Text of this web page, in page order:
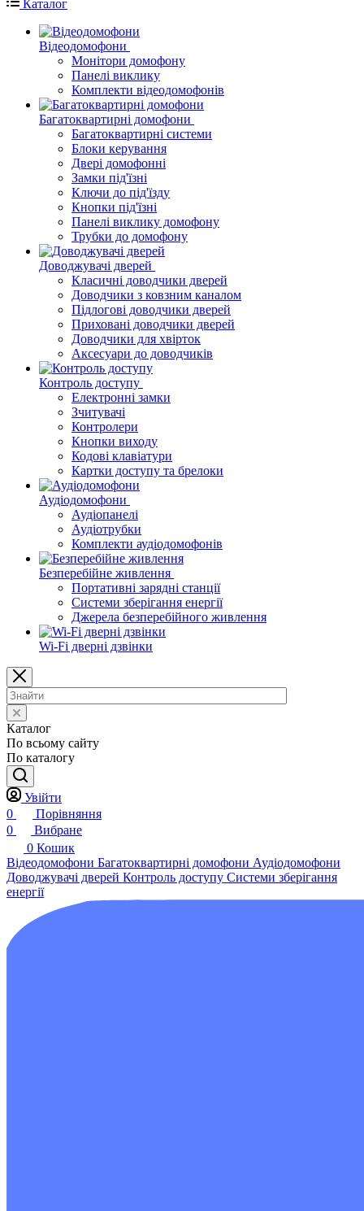
Каталог
Відеодомофони
Монітори домофону
Панелі виклику
Комплекти відеодомофонів
Багатоквартирні домофони
Багатоквартирні системи
Блоки керування
Двері домофонні
Замки під'їзні
Ключи до під'їзду
Кнопки під'їзні
Панелі виклику домофону
Трубки до домофону
Доводжувачі дверей
Класичні доводчики дверей
Доводчики з ковзним каналом
Підлогові доводчики дверей
Приховані доводчики дверей
Доводчики для хвірток
Аксесуари до доводчиків
Контроль доступу
Електронні замки
Зчитувачі
Контролери
Кнопки виходу
Кодові клавіатури
Картки доступу та брелоки
Аудіодомофони
Аудіопанелі
Аудіотрубки
Комплекти аудіодомофонів
Безперебійне живлення
Портативні зарядні станції
Системи зберігання енергії
Джерела безперебійного живлення
Wi-Fi дверні дзвінки
Каталог
По всьому сайту
По каталогу
Увійти
0
Порівняння
0
Вибране
0 Кошик
Відеодомофони Багатоквартирні домофони Аудіодомофони
Доводжувачі дверей Контроль доступу Системи зберігання
енергії